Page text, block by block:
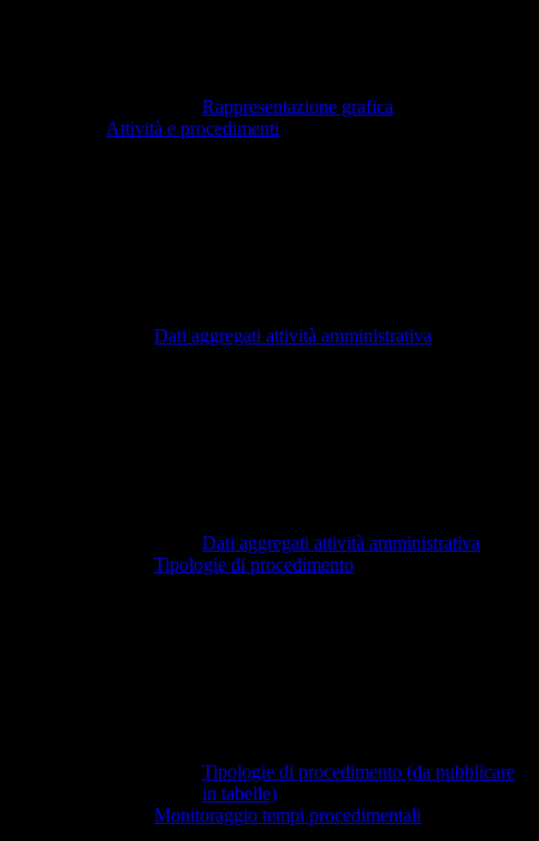
Rappresentazione grafica
Attività e procedimenti
Dati aggregati attività amministrativa
Dati aggregati attività amministrativa
Tipologie di procedimento
Tipologie di procedimento (da pubblicare
in tabelle)
Monitoraggio tempi procedimentali